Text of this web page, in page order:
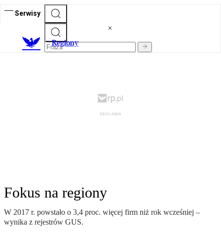
Serwisy
Regiony
Fokus na regiony
W 2017 r. powstało o 3,4 proc. więcej firm niż rok wcześniej –
wynika z rejestrów GUS.